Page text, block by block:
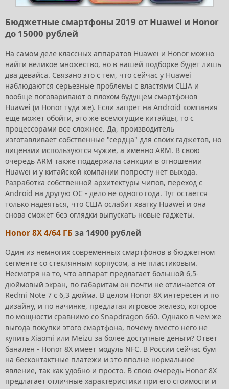
Бюджетные смартфоны 2019 от Huawei и Honor
до 15000 рублей
На самом деле классных аппаратов Huawei и Honor можно
найти великое множество, но в нашей подборке будет лишь
два девайса. Связано это с тем, что сейчас у Huawei
наблюдаются серьезные проблемы с властями США и
вообще поговаривают о плохом будущем смартфонов
Huawei (и Honor туда же). Если запрет на Android компания
еще может обойти, это же всемогущие китайцы, то с
процессорами все сложнее. Да, производитель
изготавливает собственные "сердца" для своих гаджетов, но
лицензии используются чужие, а именно ARM. В свою
очередь ARM также поддержала санкции в отношении
Huawei и у китайской компании попросту нет выхода.
Разработка собственной архитектуры чипов, переход с
Android на другую ОС - дело не одного года. Тут остается
только надеяться, что США ослабит хватку Huawei и она
снова сможет без оглядки выпускать новые гаджеты.
Honor 8X 4/64 ГБ за 14900 рублей
Один из немногих современных смартфонов в бюджетном
сегменте со стеклянным корпусом, а не пластиковым.
Несмотря на то, что аппарат предлагает большой 6,5-
дюймовый экран, по габаритам он почти не отличается от
Redmi Note 7 с 6,3 дюйма. В целом Honor 8X интересен и по
дизайну, и по начинке, предлагая игровое железо, которое
по мощности сравнимо со Snapdragon 660. Однако в чем же
выгода покупки этого смартфона, почему вместо него не
купить Xiaomi или Meizu за более доступные деньги? Ответ
банален - Honor 8X имеет модуль NFC. В России сейчас бум
на бесконтактные платежи и это вполне нормальное
явление, так как удобно и просто. В свою очередь Honor 8X
предлагает отличные характеристики при его стоимости и